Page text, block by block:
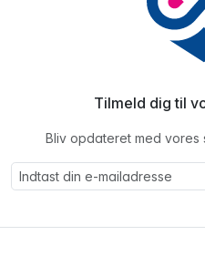
Tilmeld dig til
Bliv opdateret med